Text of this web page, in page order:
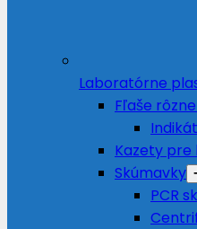
Laboratórne
Fľaše
Kazety pre
Skúmavky
PCR